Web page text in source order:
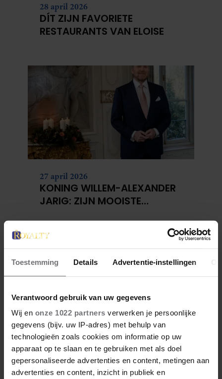
Toestemming Details Advertentie-instellingen
Verantwoord gebruik van uw gegevens
Wij en onze 1022 partners verwerken je persoonlijke
gegevens (bijv. uw IP-adres) met behulp van
technologieën zoals cookies om informatie op uw
apparaat op te slaan en te gebruiken met als doel
gepersonaliseerde advertenties en content, metingen aan
advertenties en content, inzicht in publiek en
28 april 2026
DÍT ZIJN FAVORIETE
RESTAURANTS VAN ELOISE
27 april 2026
KONING WILLEM-ALEXANDER
JARIG: ZIJN MOOISTE
27 april 2026
DOKKUM PAKT UIT VOOR
KONINGSPAAR TIJDENS